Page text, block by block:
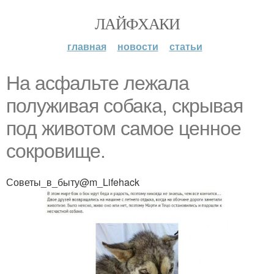
ЛАЙФХАКИ
главная новости статьи
На асфальте лежала
полуживая собака, скрывая
под животом самое ценное
сокровище.
Советы_в_быту@m_Lifehack